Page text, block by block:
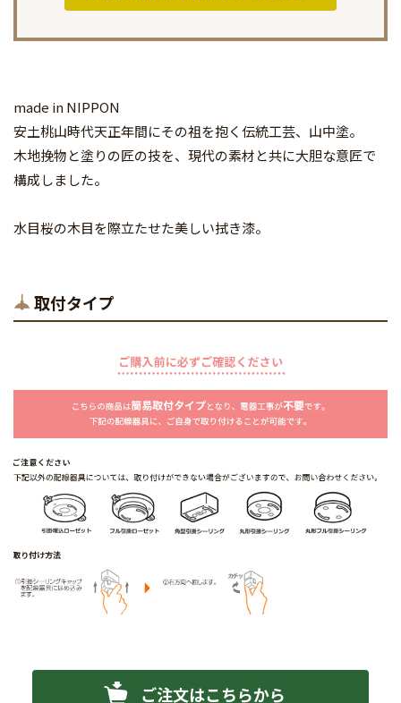
made in NIPPON
安土桃山時代天正年間にその祖を抱く伝統工芸、山中塗。
木地挽物と塗りの匠の技を、現代の素材と共に大胆な意匠で
構成しました。
水目桜の木目を際立たせた美しい拭き漆。
取付タイプ
ご注文はこちらから